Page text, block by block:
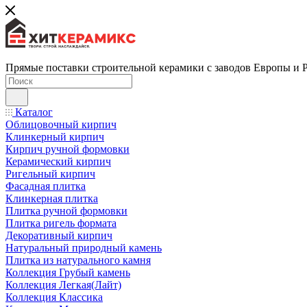
Прямые поставки строительной керамики с заводов Европы и
Каталог
Облицовочный кирпич
Клинкерный кирпич
Кирпич ручной формовки
Керамический кирпич
Ригельный кирпич
Фасадная плитка
Клинкерная плитка
Плитка ручной формовки
Плитка ригель формата
Декоративный кирпич
Натуральный природный камень
Плитка из натурального камня
Коллекция Грубый камень
Коллекция Легкая(Лайт)
Коллекция Классика